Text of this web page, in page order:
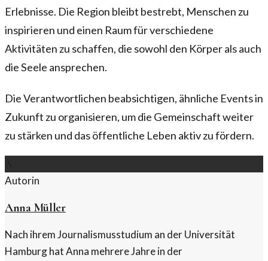
Erlebnisse. Die Region bleibt bestrebt, Menschen zu
inspirieren und einen Raum für verschiedene
Aktivitäten zu schaffen, die sowohl den Körper als auch
die Seele ansprechen.
Die Verantwortlichen beabsichtigen, ähnliche Events in
Zukunft zu organisieren, um die Gemeinschaft weiter
zu stärken und das öffentliche Leben aktiv zu fördern.
Autorin
Anna Müller
Nach ihrem Journalismusstudium an der Universität
Hamburg hat Anna mehrere Jahre in der